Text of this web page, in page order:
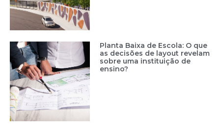
Planta Baixa de Escola: O que
as decisões de layout revelam
sobre uma instituição de
ensino?